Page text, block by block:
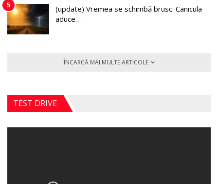
5
(update) Vremea se schimbă brusc: Canicula
aduce…
ÎNCARCĂ MAI MULTE ARTICOLE
TEST DRIVE